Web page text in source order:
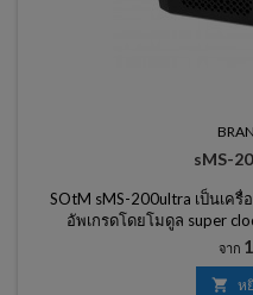
sMS-
SOtM sMS-200ultra เป็นเครื่
อัพเกรดโดยโมดูล super
ประสิทธิภาพเสียงที่ดีที่สุดในช่ว
จำเป็นทั้งหมดและมุ่
จาก
 ห